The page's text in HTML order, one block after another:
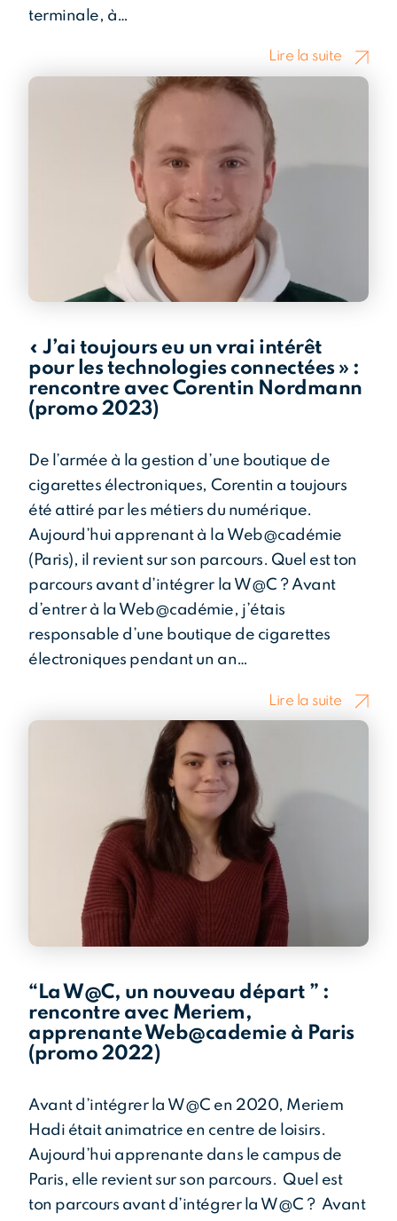
terminale, à…
Lire la suite
« J’ai toujours eu un vrai intérêt
pour les technologies connectées » :
rencontre avec Corentin Nordmann
(promo 2023)
De l’armée à la gestion d’une boutique de
cigarettes électroniques, Corentin a toujours
été attiré par les métiers du numérique.
Aujourd’hui apprenant à la Web@cadémie
(Paris), il revient sur son parcours. Quel est ton
parcours avant d’intégrer la W@C ? Avant
d’entrer à la Web@cadémie, j’étais
responsable d’une boutique de cigarettes
électroniques pendant un an…
Lire la suite
“La W@C, un nouveau départ ” :
rencontre avec Meriem,
apprenante Web@cademie à Paris
(promo 2022)
Avant d’intégrer la W@C en 2020, Meriem
Hadi était animatrice en centre de loisirs.
Aujourd’hui apprenante dans le campus de
Paris, elle revient sur son parcours. Quel est
ton parcours avant d’intégrer la W@C ? Avant